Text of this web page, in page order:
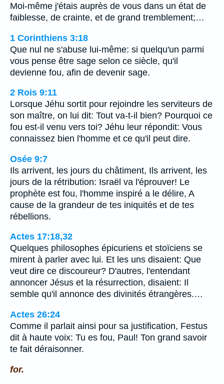
Moi-même j'étais auprès de vous dans un état de
faiblesse, de crainte, et de grand tremblement;…
1 Corinthiens 3:18
Que nul ne s'abuse lui-même: si quelqu'un parmi
vous pense être sage selon ce siècle, qu'il
devienne fou, afin de devenir sage.
2 Rois 9:11
Lorsque Jéhu sortit pour rejoindre les serviteurs de
son maître, on lui dit: Tout va-t-il bien? Pourquoi ce
fou est-il venu vers toi? Jéhu leur répondit: Vous
connaissez bien l'homme et ce qu'il peut dire.
Osée 9:7
Ils arrivent, les jours du châtiment, Ils arrivent, les
jours de la rétribution: Israël va l'éprouver! Le
prophète est fou, l'homme inspiré a le délire, A
cause de la grandeur de tes iniquités et de tes
rébellions.
Actes 17:18,32
Quelques philosophes épicuriens et stoïciens se
mirent à parler avec lui. Et les uns disaient: Que
veut dire ce discoureur? D'autres, l'entendant
annoncer Jésus et la résurrection, disaient: Il
semble qu'il annonce des divinités étrangères.…
Actes 26:24
Comme il parlait ainsi pour sa justification, Festus
dit à haute voix: Tu es fou, Paul! Ton grand savoir
te fait déraisonner.
for.